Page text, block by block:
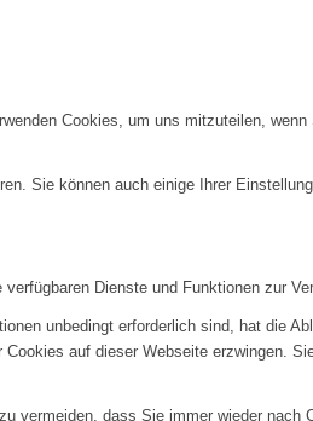
Cookies, um uns mitzuteilen,
Sie können auch einige Ihrer
Dienste und Funktionen zur
unbedingt erforderlich sind, hat die
auf dieser Webseite erzwingen.
vermeiden, dass Sie immer wieder